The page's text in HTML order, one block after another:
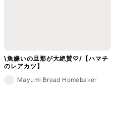
\魚嫌いの旦那が大絶賛♡/【ハマチ
のレアカツ】
Mayumi Bread Homebaker